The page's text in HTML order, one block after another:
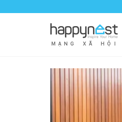
M Ạ N G X Ã H Ộ I